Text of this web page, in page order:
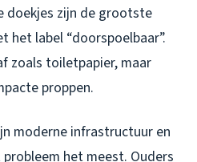
doekjes zijn de grootste
het label “doorspoelbaar”.
zoals toiletpapier, maar
proppen.
moderne infrastructuur en
het meest. Ouders